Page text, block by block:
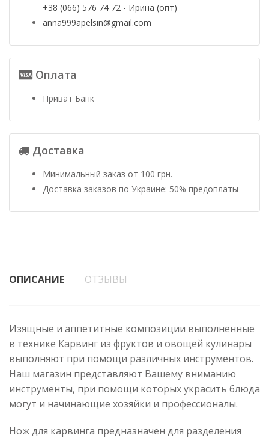
+38 (066) 576 74 72 - Ирина (опт)
anna999apelsin@gmail.com
Оплата
Приват Банк
Доставка
Минимальный заказ от 100 грн.
Доставка заказов по Украине: 50% предоплаты
ОПИСАНИЕ ОТЗЫВЫ
Изящные и аппетитные композиции выполненные
в технике Карвинг из фруктов и овощей кулинары
выполняют при помощи различных инструментов.
Наш магазин представляют Вашему вниманию
инструменты, при помощи которых украсить блюда
могут и начинающие хозяйки и профессионалы.
Нож для карвинга предназначен для разделения